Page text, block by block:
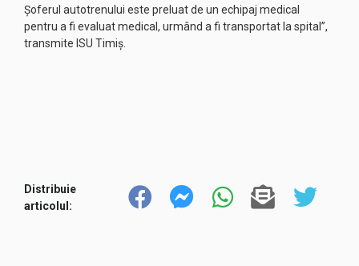
Șoferul autotrenului este preluat de un echipaj medical
pentru a fi evaluat medical, urmând a fi transportat la spital”,
transmite ISU Timiș.
Distribuie
articolul: